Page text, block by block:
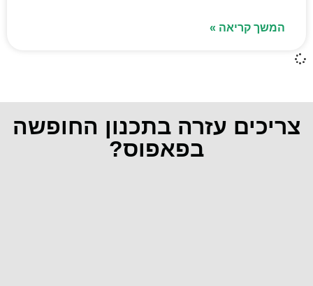
המשך קריאה »
צריכים עזרה בתכנון החופשה
בפאפוס?